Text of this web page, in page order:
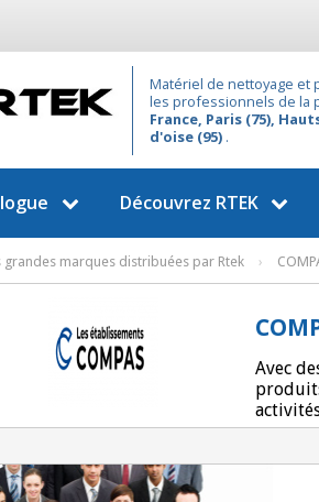
Matériel de nettoyage et
les professionnels de la
France, Paris (75),
d'oise (95) .
Découvrez RTEK
grandes marques distribuées par Rtek ›
Avec